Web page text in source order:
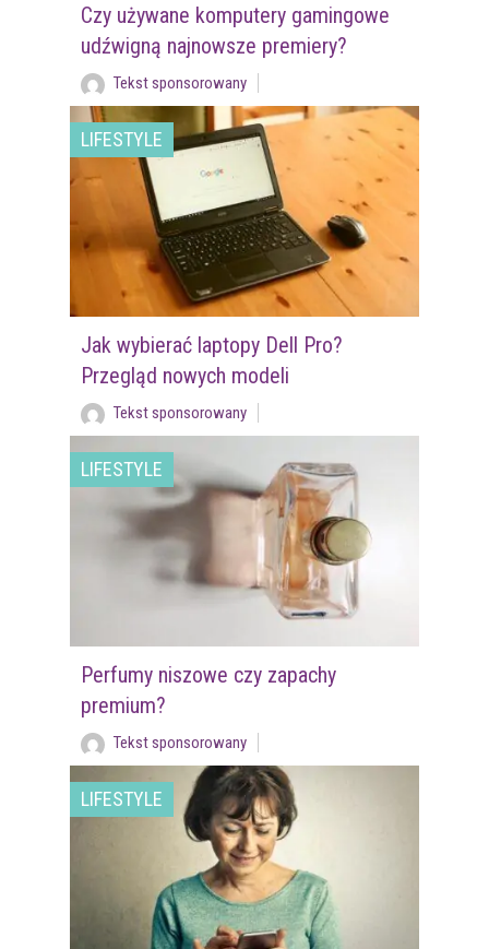
Czy używane komputery gamingowe
udźwigną najnowsze premiery?
Tekst sponsorowany
LIFESTYLE
Jak wybierać laptopy Dell Pro?
Przegląd nowych modeli
Tekst sponsorowany
LIFESTYLE
Perfumy niszowe czy zapachy
premium?
Tekst sponsorowany
LIFESTYLE